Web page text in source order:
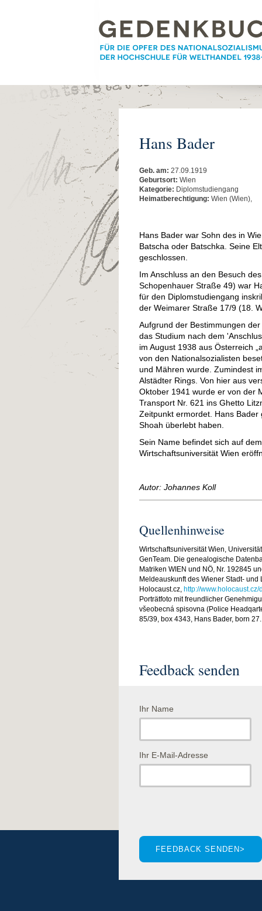
Hans Bader
Geb. am: 27.09.1919
Geburtsort: Wien
Kategorie: Diplomstudiengang
Heimatberechtigung: Wien (Wien),
Hans Bader war Sohn des in
Batscha oder Batschka. Seine
geschlossen.
Im Anschluss an den Besuch
Schopenhauer Straße 49) war
für den Diplomstudiengang
der Weimarer Straße 17/9 (18.
Aufgrund der Bestimmungen
das Studium nach dem
im August 1938 aus Österreich
von den Nationalsozialisten
und Mähren wurde. Zumindest
Alstädter Rings. Von hier aus
Oktober 1941 wurde er von der
Transport Nr. 621 ins Ghetto
Zeitpunkt ermordet. Hans
Shoah überlebt haben.
Sein Name befindet sich auf
Wirtschaftsuniversität Wien
Autor: Johannes Koll
Quellenhinweise
Wirtschaftsuniversität Wien,
GenTeam. Die genealogische
Matriken WIEN und NÖ, Nr. 192845
Meldeauskunft des Wiener Stadt-
Holocaust.cz, http://
Porträtfoto mit freundlicher
všeobecná spisovna (Police
85/39, box 4343, Hans Bader, born
Feedback senden
Ihr Name
Ihr E-Mail-Adresse